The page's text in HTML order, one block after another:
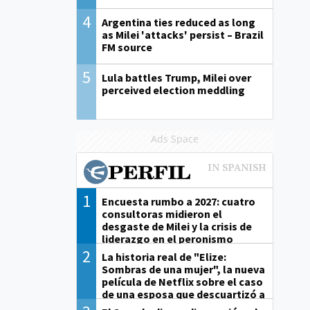
4
Argentina ties reduced as long
as Milei 'attacks' persist – Brazil
FM source
5
Lula battles Trump, Milei over
perceived election meddling
Ads Space
1
Encuesta rumbo a 2027: cuatro
consultoras midieron el
desgaste de Milei y la crisis de
liderazgo en el peronismo
2
La historia real de "Elize:
Sombras de una mujer", la nueva
película de Netflix sobre el caso
de una esposa que descuartizó a
su marido